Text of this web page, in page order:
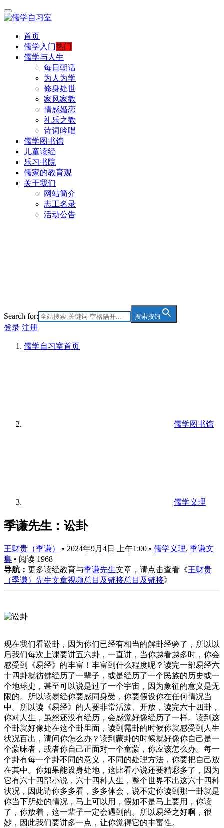
首页
儒学入门热门
儒学与人生
每日朝话
为人为学
修身处世
家风家教
情感婚恋
礼乐之教
诗词吟唱
儒学图书馆
儿童读经
乐习书院
儒家的教育观
关于我们
网站简介
志工名录
活动公告
Search for: 搜索按钮
登录 注册
儒学自习室首页
儒学图书馆
儒学义理
季谦先生：讼卦
王财贵（季谦） • 2024年9月4日 上午1:00 • 儒学义理, 季谦文
集 • 阅读 1968
导航： 更多读经教育与季谦先生文章，请点击查看《王财贵
（季谦）先生文章视频总目及链接总目及链接》
现在我们看讼卦，因为你们已经有相当的解卦经验了，所以以
后我们每次上课要讲五六卦，一直讲，当你越看越多时，你会
感受到《易经》的丰富！丰富到什么程度呢？读完一部易经六
十四卦就彷佛经历了一辈子，或是经历了一个民族的历史或一
个地球史，甚至可以说是过了一个宇宙，因为象征的意义是无
限的。所以读易经你要感同身受，你要假设你在任何情况当
中。所以读《易经》的人要非常活泼、开放，读完六十四卦，
你对人生，虽然还没有经历，会感觉好像经历了一样。读到这
个卦就好像处在这个卦里面，读到需卦的时候你就感受到人生
状况百出，请问你怎么办？读到蒙卦的时候就好像你自己是一
个蒙昧者，或者你自己正面对一个童蒙，你应该怎么办。每一
个卦有每一个卦不同的意义，不同的处理方法，你要把自己放
在其中。你如果能设身处地，这比看小说还要精彩多了，因为
它有六十四部小说，六十四种人生，整个世界不出这六十四种
状况，因此请你多多看，多多体会，说不定你读到那一卦就是
你当下所处的情况，马上可以用，假如不是马上要用，你读
了，你放着，这一辈子一定会遇到的。所以易经之好啊，很
妙，因此我们要讲多一点，让你觉得它的丰富性。